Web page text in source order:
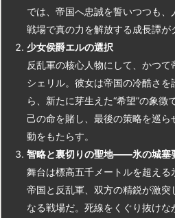
では、帝国へ忠誠を誓いつつも、
戦場で真の力を解放する成長譚が
少女侯爵エルの選択
反乱軍の核心人物にして、かつ
シェリル。彼女は帝国の冷酷さ
ら、新たに芽生えた“希望”の象徴
己の命を賭し、最後の策略を巡
動をもたらす。
智略と裏切りの聖地――氷の城塞
舞台は標高五千メートルを超える
帝国と反乱軍、双方の精鋭が激突
なる戦場だ。死線をくぐり抜け